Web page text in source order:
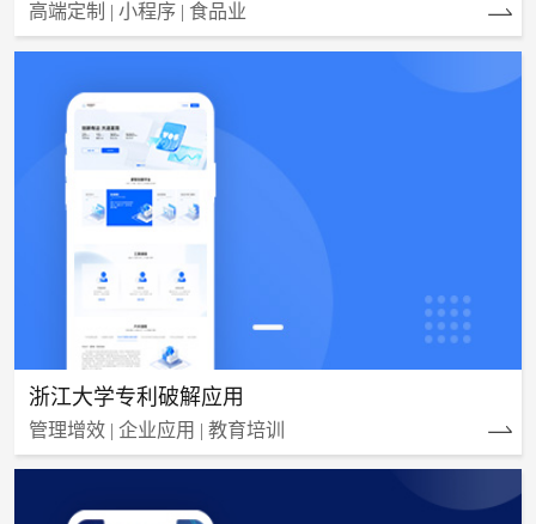
高端定制 | 小程序 | 食品业
浙江大学专利破解应用
管理增效 | 企业应用 | 教育培训